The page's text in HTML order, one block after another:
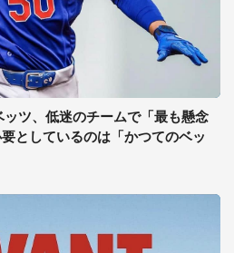
ッツ、低迷のチームで「最も懸念
としているのは「かつてのベッ